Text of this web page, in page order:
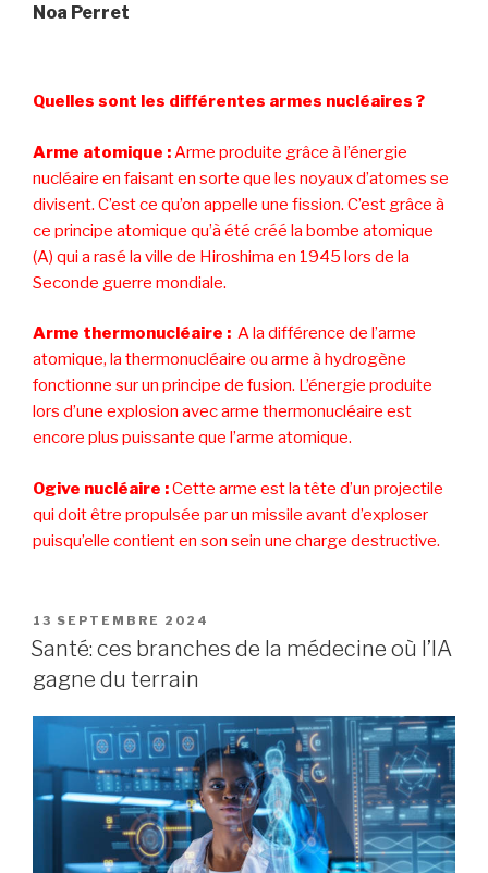
Noa Perret
Quelles sont les différentes armes nucléaires ?
Arme atomique :Arme produite grâce à l’énergie
nucléaire en faisant en sorte que les noyaux d’atomes se
divisent. C’est ce qu’on appelle une fission. C’est grâce à
ce principe atomique qu’à été créé la bombe atomique
(A) qui a rasé la ville de Hiroshima en 1945 lors de la
Seconde guerre mondiale.
Arme thermonucléaire : A la différence de l’arme
atomique, la thermonucléaire ou arme à hydrogène
fonctionne sur un principe de fusion. L’énergie produite
lors d’une explosion avec arme thermonucléaire est
encore plus puissante que l’arme atomique.
Ogive nucléaire :Cette arme est la tête d’un projectile
qui doit être propulsée par un missile avant d’exploser
puisqu’elle contient en son sein une charge destructive.
PUBLIÉ
LE
13 SEPTEMBRE 2024
Santé: ces branches de la médecine où l’IA
gagne du terrain